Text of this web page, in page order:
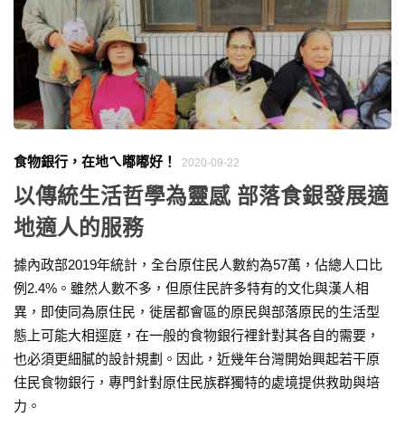
食物銀行，在地ㄟ嘟嘟好！ 2020-09-22
以傳統生活哲學為靈感 部落食銀發展適
地適人的服務
據內政部2019年統計，全台原住民人數約為57萬，佔總人口比
例2.4%。雖然人數不多，但原住民許多特有的文化與漢人相
異，即使同為原住民，徙居都會區的原民與部落原民的生活型
態上可能大相逕庭，在一般的食物銀行裡針對其各自的需要，
也必須更細膩的設計規劃。因此，近幾年台灣開始興起若干原
住民食物銀行，專門針對原住民族群獨特的處境提供救助與培
力。